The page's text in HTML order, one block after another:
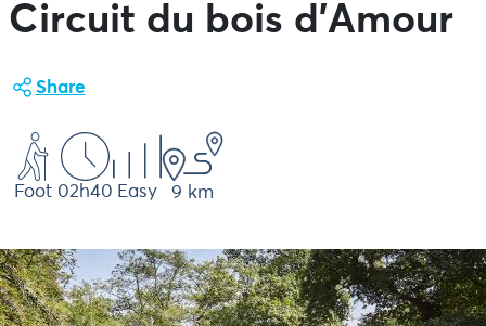
Circuit du bois d'Amour
Share
Foot 02h40 Easy 9 km